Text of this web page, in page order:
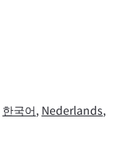
한국어, Nederlands,